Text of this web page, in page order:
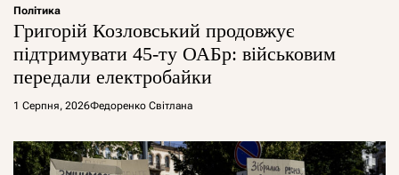
Політика
Григорій Козловський продовжує
підтримувати 45-ту ОАБр: військовим
передали електробайки
1 Серпня, 2026Федоренко Світлана